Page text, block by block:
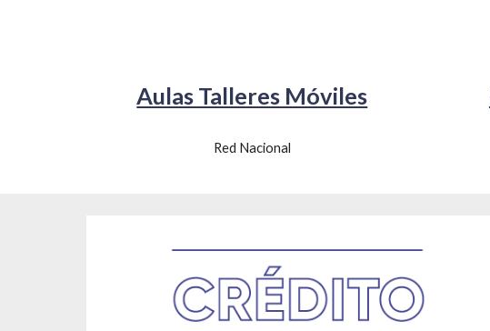
Aulas Talleres Móviles
Red Nacional